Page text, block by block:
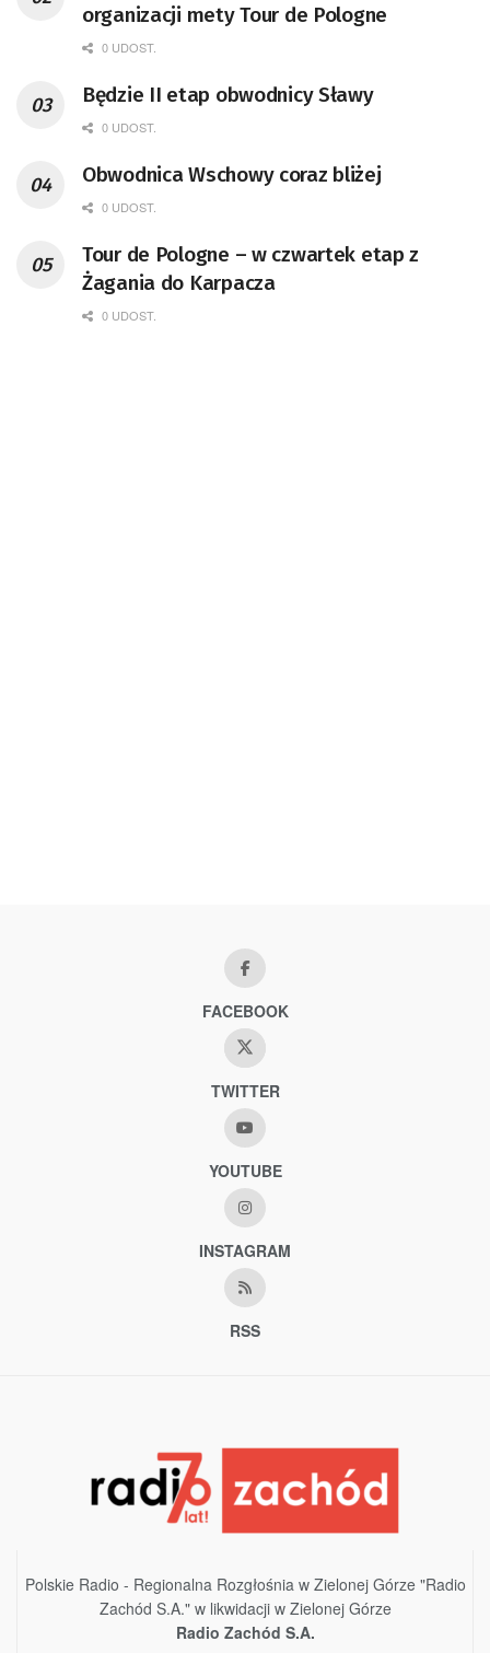
organizacji mety Tour de Pologne
0 UDOST.
Będzie II etap obwodnicy Sławy
0 UDOST.
Obwodnica Wschowy coraz bliżej
0 UDOST.
Tour de Pologne – w czwartek etap z
Żagania do Karpacza
0 UDOST.
FACEBOOK
TWITTER
YOUTUBE
INSTAGRAM
RSS
Polskie Radio - Regionalna Rozgłośnia w Zielonej Górze "Radio
Zachód S.A." w likwidacji w Zielonej Górze
Radio Zachód S.A.